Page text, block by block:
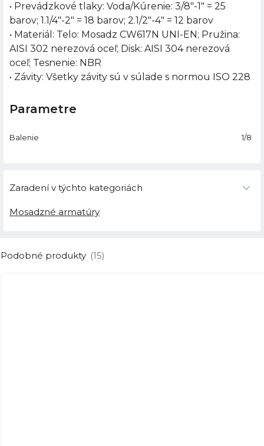
• Prevádzkové tlaky: Voda/Kúrenie: 3/8"-1" = 25
barov; 1.1/4"-2" = 18 barov; 2.1/2"-4" = 12 barov
• Materiál: Telo: Mosadz CW617N UNI-EN; Pružina:
AISI 302 nerezová oceľ; Disk: AISI 304 nerezová
oceľ; Tesnenie: NBR
• Závity: Všetky závity sú v súlade s normou ISO 228
Parametre
Balenie 1/8
Zaradení v týchto kategoriách
Mosadzné armatúry
Podobné produkty (15)